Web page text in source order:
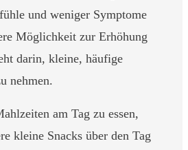
und weniger Symptome
Möglichkeit zur Erhöhung
darin, kleine, häufige
nehmen.
am Tag zu essen,
kleine Snacks über den Tag